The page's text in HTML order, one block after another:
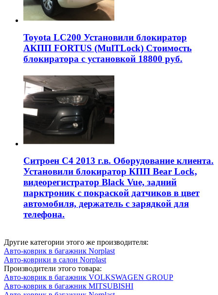
Toyota LC200 Установили блокиратор
АКПП FORTUS (MulTLock) Стоимость
блокиратора с установкой 18800 руб.
Ситроен С4 2013 г.в. Оборудование клиента.
Установили блокиратор КПП Bear Lock,
видеорегистратор Black Vue, задний
парктроник с покраской датчиков в цвет
автомобиля, держатель с зарядкой для
телефона.
Другие категории этого же производителя:
Авто-коврик в багажник Norplast
Авто-коврики в салон Norplast
Производители этого товара:
Авто-коврик в багажник VOLKSWAGEN GROUP
Авто-коврик в багажник MITSUBISHI